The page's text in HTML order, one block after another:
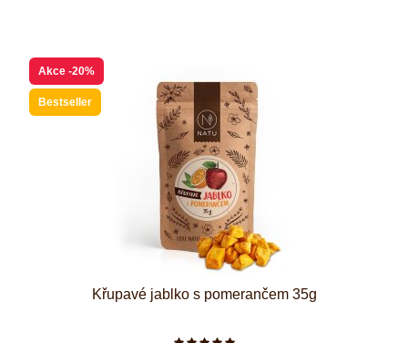
Akce -20%
Bestseller
Křupavé jablko s pomerančem 35g